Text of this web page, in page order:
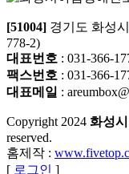
[51004] 경기도 화성
778-2)
대표번호 : 031-366-
팩스번호 : 031-366-
대표메일 :
Copyright 2024 화성
reserved.
홈제작 :
[ 로그인 ]